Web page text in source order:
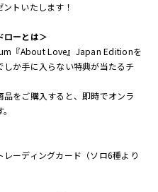
トいたします！
ローとは＞
『About Love』Japan Editionを
か手に入らない特典が当たるチ
をご購入すると、即時でオンラ
ーディングカード（ソロ6種より